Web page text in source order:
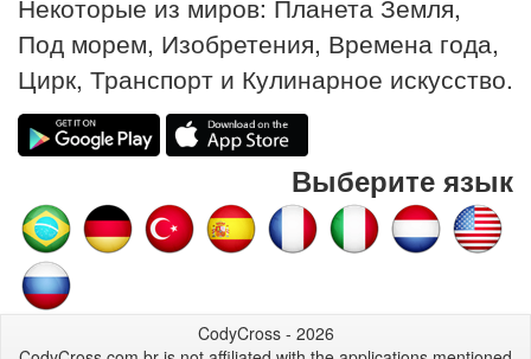
Некоторые из миров: Планета Земля,
Под морем, Изобретения, Времена года,
Цирк, Транспорт и Кулинарное искусство.
Выберите язык
CodyCross - 2026